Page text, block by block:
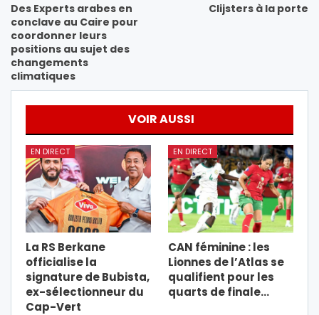
Des Experts arabes en
conclave au Caire pour
coordonner leurs
positions au sujet des
changements
climatiques
Clijsters à la porte
VOIR AUSSI
EN DIRECT
La RS Berkane
officialise la
signature de Bubista,
ex-sélectionneur du
Cap-Vert
EN DIRECT
CAN féminine : les
Lionnes de l’Atlas se
qualifient pour les
quarts de finale…